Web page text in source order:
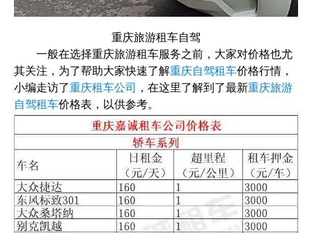
重庆旅游租车自驾
一般在选择重庆旅游租车服务之前，大家对价格也尤
其关注，为了帮助大家快速了解重庆自驾租车价格行情，
小编走访了重庆租车公司 ，在这里了解到了最新重庆旅游
自驾租车价格表，以供参考。